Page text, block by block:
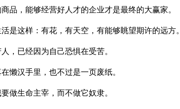
品，能够经营好人才的企业才是最终的大赢家。
是这样：有花，有天空，有能够眺望期许的远方。
，已经因为自己恐惧在受苦。
懒汉手里，也不过是一页废纸。
做生命主宰，而不做它奴隶。